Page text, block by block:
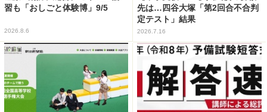
習も「おしごと体験博」9/5
2026.8.6
先は…四谷大塚「第2回合不合判
定テスト」結果
2026.7.16